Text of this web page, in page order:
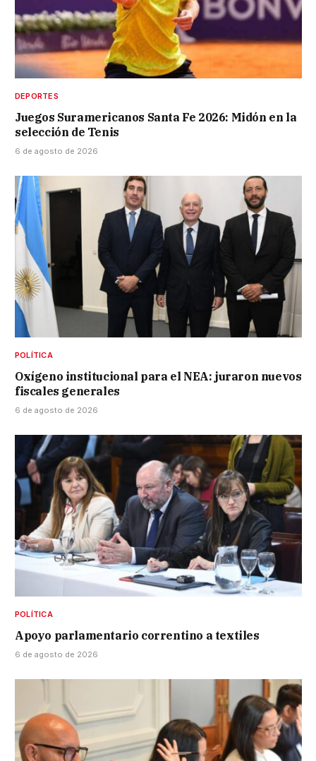
DEPORTES
Juegos Suramericanos Santa Fe 2026: Midón en la
selección de Tenis
6 de agosto de 2026
POLÍTICA
Oxígeno institucional para el NEA: juraron nuevos
fiscales generales
6 de agosto de 2026
POLÍTICA
Apoyo parlamentario correntino a textiles
6 de agosto de 2026